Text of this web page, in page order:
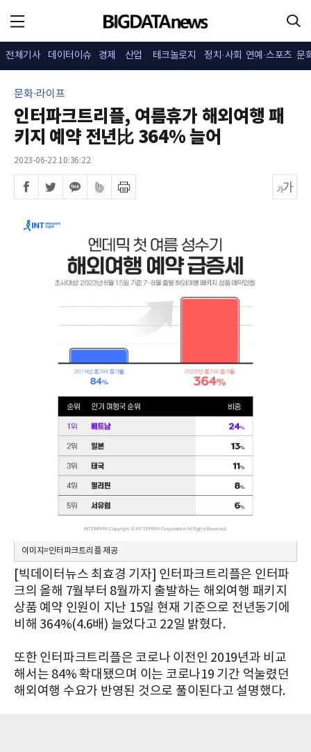
전체기사 데이터이슈 경제 산업 테크놀로지 정치·사회 연예·스포츠 문
문화·라이프
인터파크트리플, 여름휴가 해외여행 패
키지 예약 전년比 364% 늘어
2023-06-22 10:36:22
이미지=인터파크트리플 제공
[빅데이터뉴스 최효경 기자] 인터파크트리플은 인터파
크의 올해 7월부터 8월까지 출발하는 해외여행 패키지
상품 예약 인원이 지난 15일 현재 기준으로 전년동기에
비해 364%(4.6배) 늘었다고 22일 밝혔다.
또한 인터파크트리플은 코로나 이전인 2019년과 비교
해서는 84% 확대됐으며 이는 코로나19 기간 억눌렸던
해외여행 수요가 반영된 것으로 풀이된다고 설명했다.